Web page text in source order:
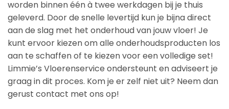
worden binnen één à twee werkdagen bij je thuis
geleverd. Door de snelle levertijd kun je bijna direct
aan de slag met het onderhoud van jouw vloer! Je
kunt ervoor kiezen om alle onderhoudsproducten los
aan te schaffen of te kiezen voor een volledige set!
Limmie’s Vloerenservice ondersteunt en adviseert je
graag in dit proces. Kom je er zelf niet uit? Neem dan
gerust contact met ons op!